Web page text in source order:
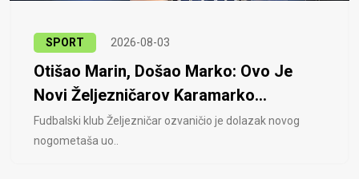
SPORT 2026-08-03
Otišao Marin, Došao Marko: Ovo Je
Novi Željezničarov Karamarko...
Fudbalski klub Željezničar ozvaničio je dolazak novog
nogometaša uo..